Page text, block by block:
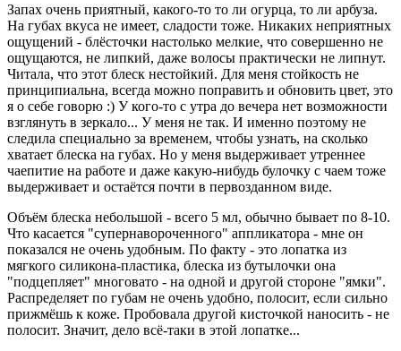
Запах очень приятный, какого-то то ли огурца, то ли арбуза.
На губах вкуса не имеет, сладости тоже. Никаких неприятных
ощущений - блёсточки настолько мелкие, что совершенно не
ощущаются, не липкий, даже волосы практически не липнут.
Читала, что этот блеск нестойкий. Для меня стойкость не
принципиальна, всегда можно поправить и обновить цвет, это
я о себе говорю :) У кого-то с утра до вечера нет возможности
взглянуть в зеркало... У меня не так. И именно поэтому не
следила специально за временем, чтобы узнать, на сколько
хватает блеска на губах. Но у меня выдерживает утреннее
чаепитие на работе и даже какую-нибудь булочку с чаем тоже
выдерживает и остаётся почти в первозданном виде.
Объём блеска небольшой - всего 5 мл, обычно бывает по 8-10.
Что касается "супернавороченного" аппликатора - мне он
показался не очень удобным. По факту - это лопатка из
мягкого силикона-пластика, блеска из бутылочки она
"подцепляет" многовато - на одной и другой стороне "ямки".
Распределяет по губам не очень удобно, полосит, если сильно
прижмёшь к коже. Пробовала другой кисточкой наносить - не
полосит. Значит, дело всё-таки в этой лопатке...